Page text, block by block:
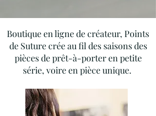
Boutique en ligne de créateur, Points
de Suture crée au fil des saisons des
pièces de prêt-à-porter en petite
série, voire en pièce unique.